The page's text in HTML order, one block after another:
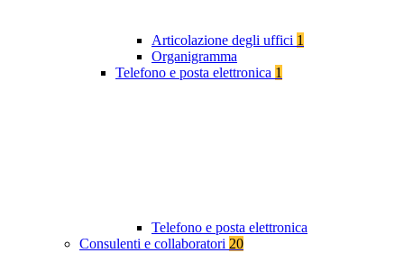
Articolazione degli uffici 1
Organigramma
Telefono e posta elettronica 1
Telefono e posta elettronica
Consulenti e collaboratori 20